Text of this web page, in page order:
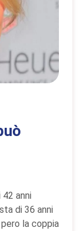
anni
di 36 anni
la coppia